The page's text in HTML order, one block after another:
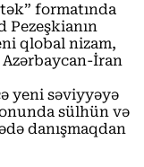
formatında
Pezeşkianın
qlobal nizam,
İran
yeni səviyyəyə
sülhün və
danışmaqdan